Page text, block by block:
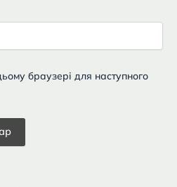
браузері для наступного